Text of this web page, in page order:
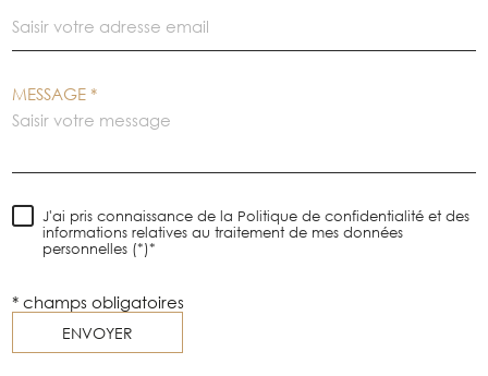
MESSAGE *
J'ai pris connaissance de la Politique de confidentialité et des
informations relatives au traitement de mes données
personnelles (*)*
* champs obligatoires
ENVOYER